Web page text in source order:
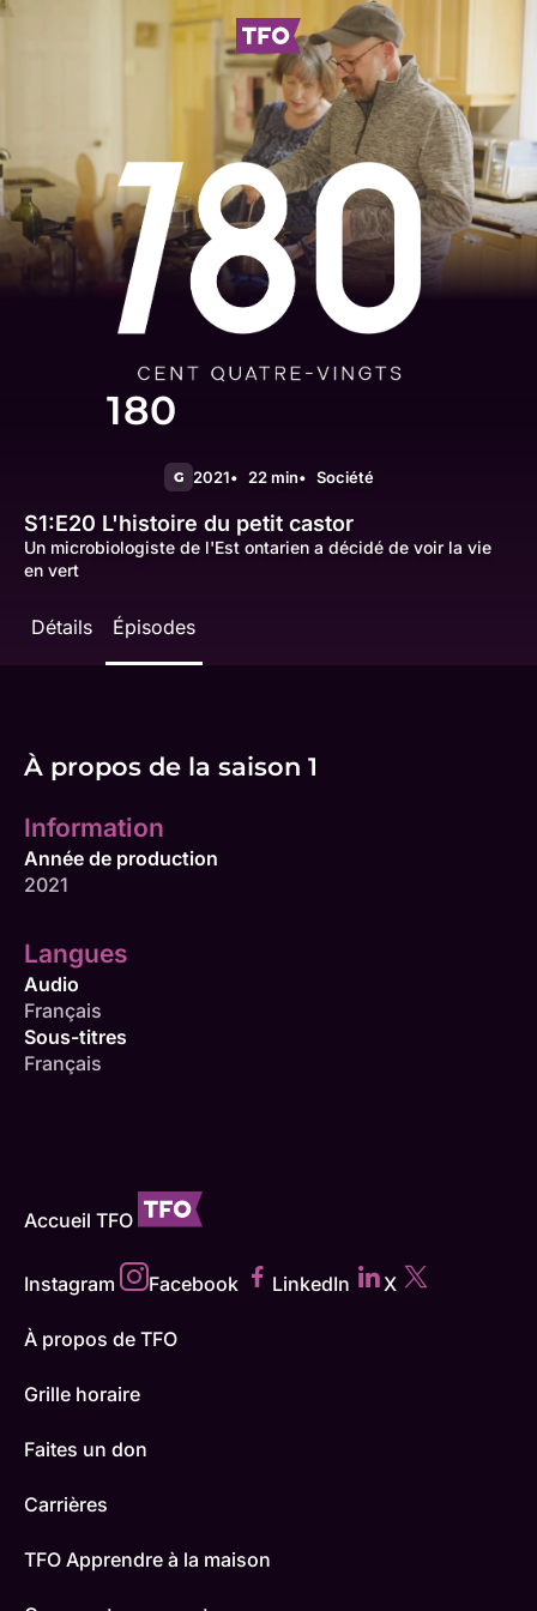
180
G 2021 22 min Société
S1:E20 L'histoire du petit castor
Un microbiologiste de l'Est ontarien a décidé de voir la vie
en vert
Détails Épisodes
À propos de la saison 1
Information
Année de production
2021
Langues
Audio
Français
Sous-titres
Français
Accueil TFO
Instagram Facebook LinkedIn X
À propos de TFO
Grille horaire
Faites un don
Carrières
TFO Apprendre à la maison